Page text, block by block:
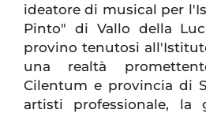
ideatore di musical per
Pinto" di Vallo della
provino tenutosi
una realtà
Cilentum e provincia di
artisti professionale, la